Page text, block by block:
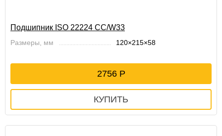
Подшипник ISO 22224 CC/W33
Размеры, мм 120×215×58
2756